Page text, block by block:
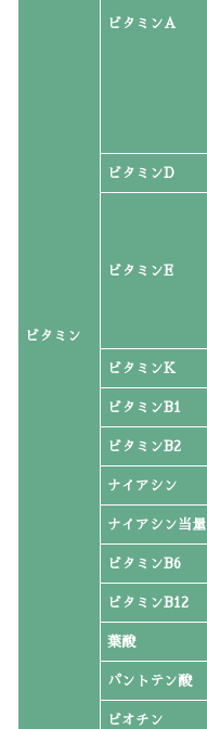
ビタミン
ビタミンA
ビタミンD
ビタミンE
ビタミンK
ビタミンB1
ビタミンB2
ナイアシン
ナイアシン当量
ビタミンB6
ビタミンB12
葉酸
パントテン酸
ビオチン